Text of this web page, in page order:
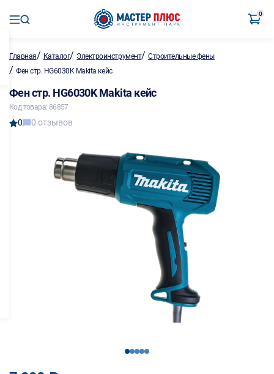
0
Главная/ Каталог/ Электроинструмент/Строительные фены
/ Фен стр. HG6030K Makita кейс
Фен стр. HG6030K Makita кейс
Код товара: 86857
0 0 отзывов
12345